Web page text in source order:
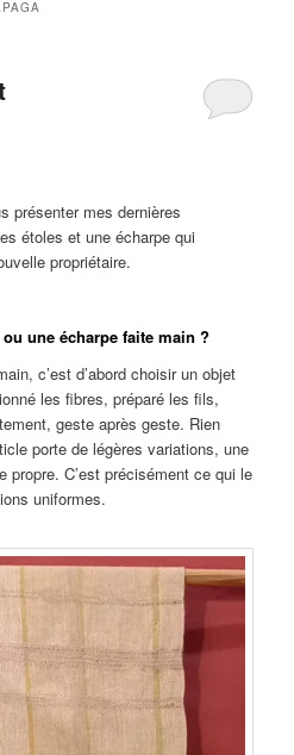
présenter mes dernières
étoles et une écharpe qui
propriétaire.
une écharpe faite main ?
c’est d’abord choisir un objet
les fibres, préparé les fils,
geste après geste. Rien
porte de légères variations, une
propre. C’est précisément ce qui le
uniformes.